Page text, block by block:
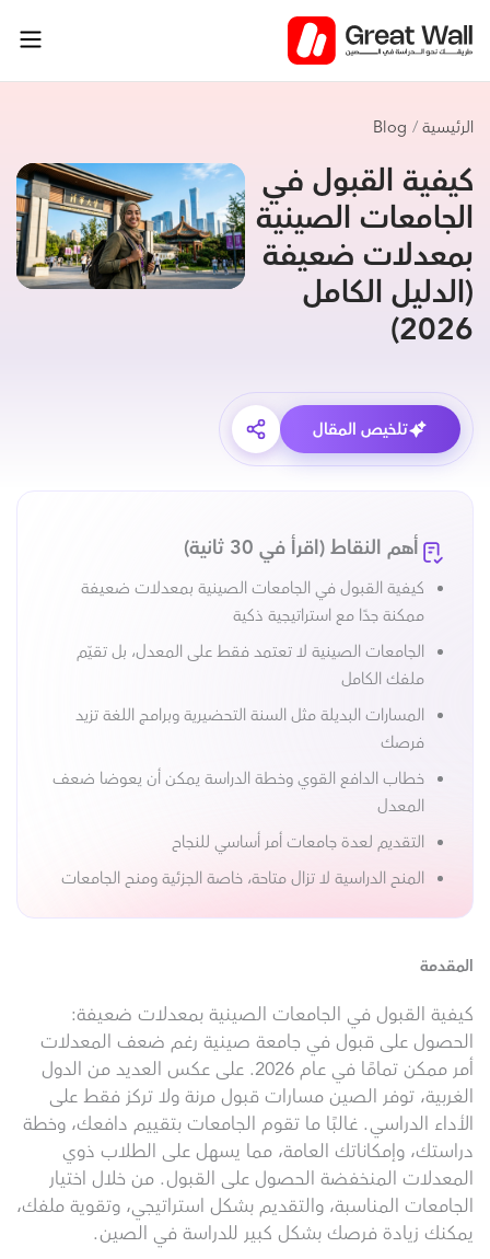
إلى
المحتوى
الرئيسية Blog
كيفية القبول في
الجامعات الصينية
بمعدلات ضعيفة
(الدليل الكامل
2026)
تلخيص المقال
أهم النقاط (اقرأ في 30 ثانية)
كيفية القبول في الجامعات الصينية بمعدلات ضعيفة
ممكنة جدًا مع استراتيجية ذكية
الجامعات الصينية لا تعتمد فقط على المعدل، بل تقيّم
ملفك الكامل
المسارات البديلة مثل السنة التحضيرية وبرامج اللغة تزيد
فرصك
خطاب الدافع القوي وخطة الدراسة يمكن أن يعوضا ضعف
المعدل
التقديم لعدة جامعات أمر أساسي للنجاح
المنح الدراسية لا تزال متاحة، خاصة الجزئية ومنح الجامعات
المقدمة
كيفية القبول في الجامعات الصينية بمعدلات ضعيفة:
الحصول على قبول في جامعة صينية رغم ضعف المعدلات
أمر ممكن تمامًا في عام 2026. على عكس العديد من الدول
الغربية، توفر الصين مسارات قبول مرنة ولا تركز فقط على
الأداء الدراسي. غالبًا ما تقوم الجامعات بتقييم دافعك، وخطة
دراستك، وإمكاناتك العامة، مما يسهل على الطلاب ذوي
المعدلات المنخفضة الحصول على القبول. من خلال اختيار
الجامعات المناسبة، والتقديم بشكل استراتيجي، وتقوية ملفك،
يمكنك زيادة فرصك بشكل كبير للدراسة في الصين.